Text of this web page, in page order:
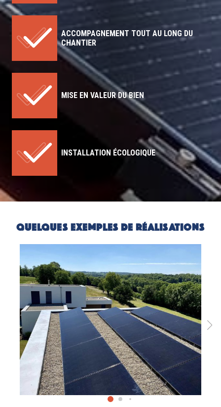
ACCOMPAGNEMENT TOUT AU LONG DU
CHANTIER
MISE EN VALEUR DU BIEN
INSTALLATION ÉCOLOGIQUE
QUELQUES EXEMPLES DE RÉALISATIONS